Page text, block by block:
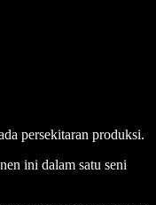
persekitaran produksi.
ini dalam satu seni